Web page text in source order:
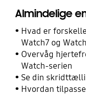
Almindelige
Hvad er
Watch7 og
Overvåg
Watch-serien
Se din
Hvordan